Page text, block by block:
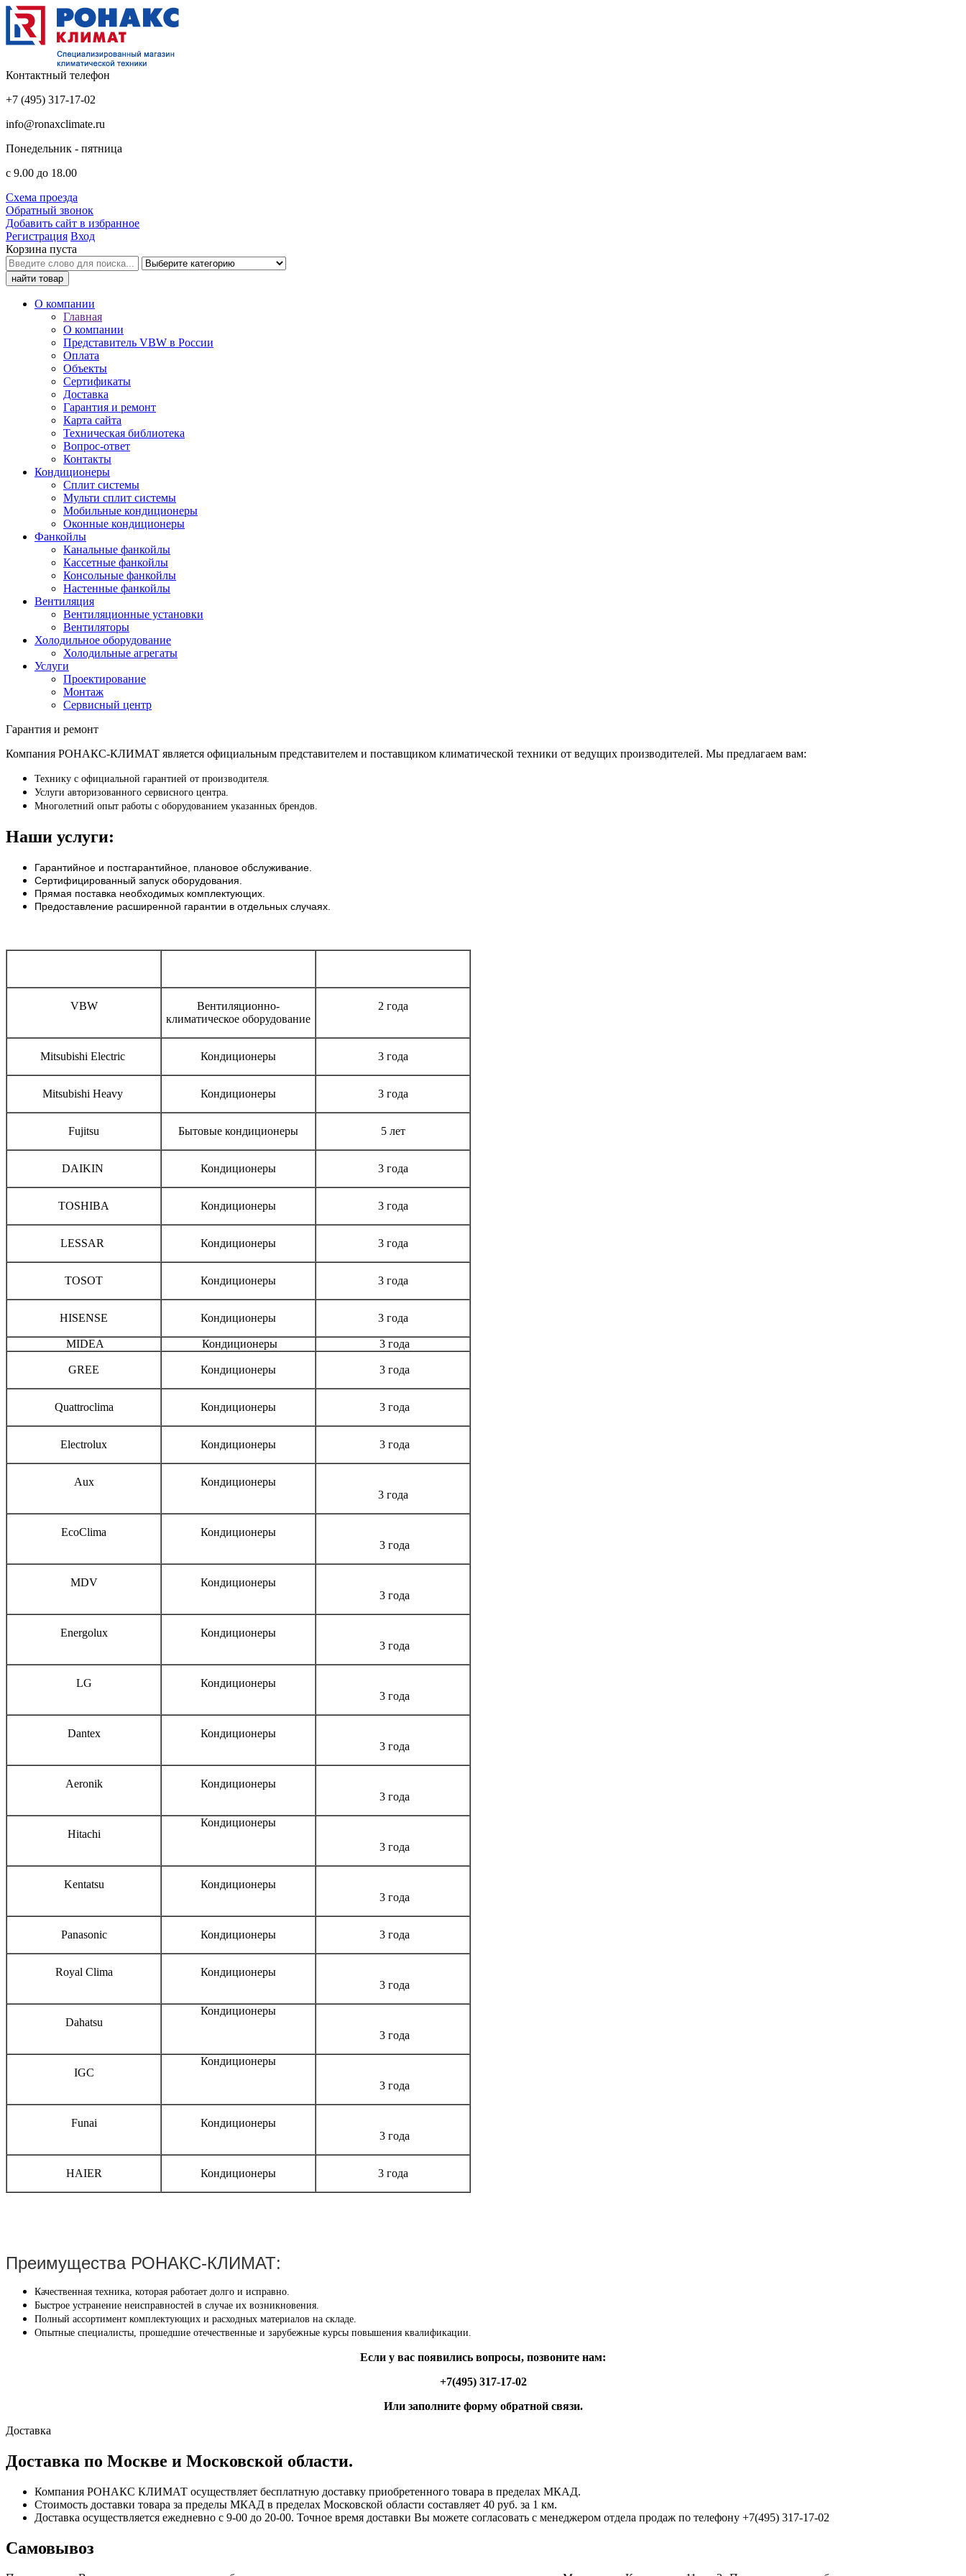
Контактный телефон
+7 (495) 317-17-02
info@ronaxclimate.ru
Понедельник - пятница
с 9.00 до 18.00
Схема проезда
Обратный звонок
Добавить сайт в избранное
Регистрация Вход
Корзина пуста
О компании
Главная
О компании
Представитель VBW в России
Оплата
Объекты
Сертификаты
Доставка
Гарантия и ремонт
Карта сайта
Техническая библиотека
Вопрос-ответ
Контакты
Кондиционеры
Сплит системы
Мульти сплит системы
Мобильные кондиционеры
Оконные кондиционеры
Фанкойлы
Канальные фанкойлы
Кассетные фанкойлы
Консольные фанкойлы
Настенные фанкойлы
Вентиляция
Вентиляционные установки
Вентиляторы
Холодильное оборудование
Холодильные агрегаты
Услуги
Проектирование
Монтаж
Сервисный центр
Гарантия и ремонт
Компания РОНАКС-КЛИМАТ является официальным представителем и поставщиком климатической техники от ведущих производителей. Мы предлагаем вам:
Технику с официальной гарантией от производителя.
Услуги авторизованного сервисного центра.
Многолетний опыт работы с оборудованием указанных брендов.
Наши услуги:
Гарантийное и постгарантийное, плановое обслуживание.
Сертифицированный запуск оборудования.
Прямая поставка необходимых комплектующих.
Предоставление расширенной гарантии в отдельных случаях.
VBW
Вентиляционно-
климатическое оборудование
2 года
Mitsubishi Electric Кондиционеры 3 года
Mitsubishi Heavy Кондиционеры 3 года
Fujitsu Бытовые кондиционеры 5 лет
DAIKIN Кондиционеры 3 года
TOSHIBA Кондиционеры 3 года
LESSAR Кондиционеры 3 года
TOSOT Кондиционеры 3 года
HISENSE Кондиционеры 3 года
MIDEA Кондиционеры 3 года
GREE Кондиционеры 3 года
Quattroclima Кондиционеры 3 года
Electrolux Кондиционеры 3 года
Aux
Кондиционеры
3 года
EcoClima
Кондиционеры
3 года
MDV
Кондиционеры
3 года
Energolux
Кондиционеры
3 года
LG
Кондиционеры
3 года
Dantex
Кондиционеры
3 года
Aeronik
Кондиционеры
3 года
Hitachi
Кондиционеры
3 года
Kentatsu
Кондиционеры
3 года
Panasonic Кондиционеры 3 года
Royal Clima
Кондиционеры
3 года
Dahatsu
Кондиционеры
3 года
IGC
Кондиционеры
3 года
Funai
Кондиционеры
3 года
HAIER Кондиционеры 3 года
Преимущества РОНАКС-КЛИМАТ:
Качественная техника, которая работает долго и исправно.
Быстрое устранение неисправностей в случае их возникновения.
Полный ассортимент комплектующих и расходных материалов на складе.
Опытные специалисты, прошедшие отечественные и зарубежные курсы повышения квалификации.
Если у вас появились вопросы, позвоните нам:
+7(495) 317-17-02
Или заполните форму обратной связи.
Доставка
Доставка по Москве и Московской области.
Компания РОНАКС КЛИМАТ осуществляет бесплатную доставку приобретенного товара в пределах МКАД.
Стоимость доставки товара за пределы МКАД в пределах Московской области составляет 40 руб. за 1 км.
Доставка осуществляется ежедневно с 9-00 до 20-00. Точное время доставки Вы можете согласовать с менеджером отдела продаж по телефону +7(495) 317-17-02
Самовывоз